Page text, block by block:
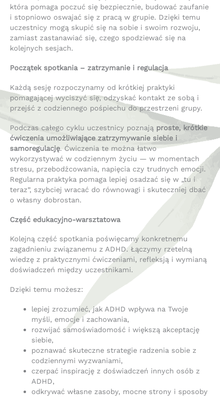
która pomaga poczuć się bezpiecznie, budować zaufanie
i stopniowo oswajać się z pracą w grupie. Dzięki temu
uczestnicy mogą skupić się na sobie i swoim rozwoju,
zamiast zastanawiać się, czego spodziewać się na
kolejnych sesjach.
Początek spotkania – zatrzymanie i regulacja
Każdą sesję rozpoczynamy od krótkiej praktyki
pomagającej wyciszyć się, odzyskać kontakt ze sobą i
przejść z codziennego pośpiechu do przestrzeni grupy.
Podczas całego cyklu uczestnicy poznają proste, krótkie
ćwiczenia umożliwiające zatrzymywanie siebie i
samoregulację. Ćwiczenia te można łatwo
wykorzystywać w codziennym życiu — w momentach
stresu, przebodźcowania, napięcia czy trudnych emocji.
Regularna praktyka pomaga lepiej osadzać się w „tu i
teraz”, szybciej wracać do równowagi i skuteczniej dbać
o własny dobrostan.
Część edukacyjno-warsztatowa
Kolejną część spotkania poświęcamy konkretnemu
zagadnieniu związanemu z ADHD. Łączymy rzetelną
wiedzę z praktycznymi ćwiczeniami, refleksją i wymianą
doświadczeń między uczestnikami.
Dzięki temu możesz:
lepiej zrozumieć, jak ADHD wpływa na Twoje
myśli, emocje i zachowania,
rozwijać samoświadomość i większą akceptację
siebie,
poznawać skuteczne strategie radzenia sobie z
codziennymi wyzwaniami,
czerpać inspirację z doświadczeń innych osób z
ADHD,
odkrywać własne zasoby, mocne strony i sposoby